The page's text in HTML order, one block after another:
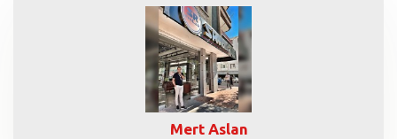
Mert Aslan